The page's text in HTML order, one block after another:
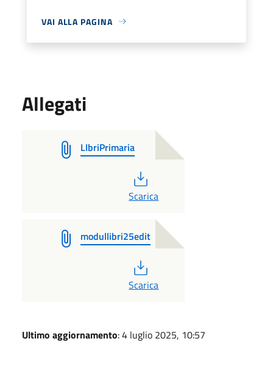
VAI ALLA PAGINA
Allegati
LIbriPrimaria
PDF
Scarica
modullibri25edit
PDF
Scarica
Ultimo aggiornamento: 4 luglio 2025, 10:57